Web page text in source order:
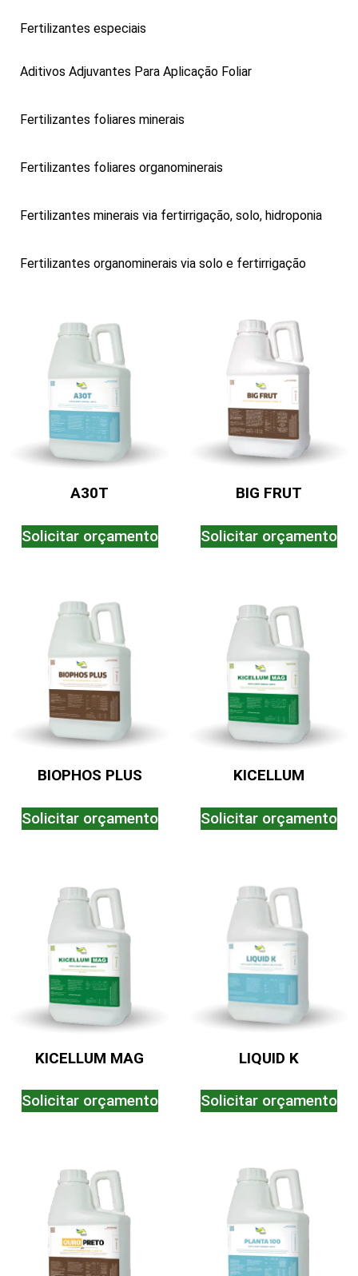
Fertilizantes especiais
Aditivos Adjuvantes Para Aplicação Foliar
Fertilizantes foliares minerais
Fertilizantes foliares organominerais
Fertilizantes minerais via fertirrigação, solo, hidroponia
Fertilizantes organominerais via solo e fertirrigação
A30T
Solicitar orçamento
BIG FRUT
Solicitar orçamento
BIOPHOS PLUS
Solicitar orçamento
KICELLUM
Solicitar orçamento
KICELLUM MAG
Solicitar orçamento
LIQUID K
Solicitar orçamento